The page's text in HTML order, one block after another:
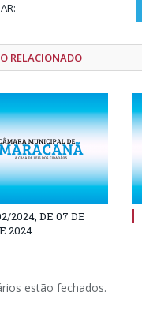
RELACIONADO
2024, DE 07 DE
2024
estão fechados.